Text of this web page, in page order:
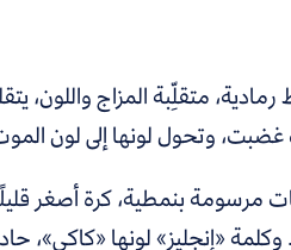
رمادية، متقلِّبة المزاج
وتحول لونها إلى لون
مرسومة بنمطية، كرة أصغر
«إنجليز» لونها «كاكي»،